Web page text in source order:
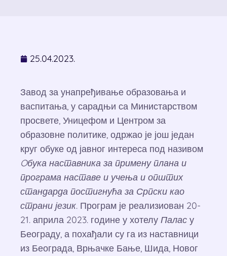
25.04.2023.
Завод за унапређивање образовања и
васпитања, у сарадњи са Министарством
просвете, Уницефом и Центром за
образовне политике, одржао је још један
круг обуке од јавног интереса под називом
Oбука наставника за примену плана и
програма наставе и учења и општих
стандарда постигнућа за Српски као
страни језик. Програм је реализиован 20-
21. априла 2023. године у хотелу Палас у
Београду, а похађали су га из наставници
из Београда, Врњачке Бање, Шида, Новог